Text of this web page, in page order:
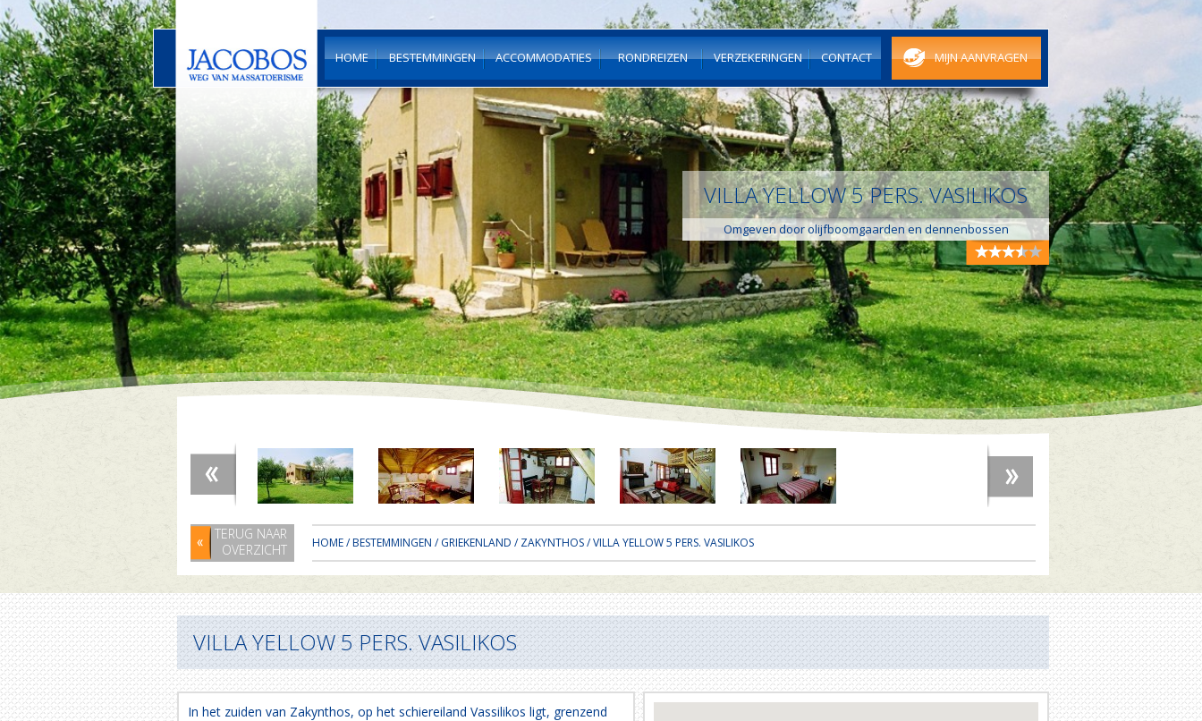
HOME BESTEMMINGEN ACCOMMODATIES RONDREIZEN VERZEKERINGEN CONTACT MIJN AANVRAGEN
VILLA YELLOW 5 PERS. VASILIKOS
Omgeven door olijfboomgaarden en dennenbossen
TERUG NAAR
OVERZICHT
HOME/BESTEMMINGEN /GRIEKENLAND /ZAKYNTHOS/ VILLA YELLOW 5 PERS. VASILIKOS
VILLA YELLOW 5 PERS. VASILIKOS
In het zuiden van Zakynthos, op het schiereiland Vassilikos ligt, grenzend